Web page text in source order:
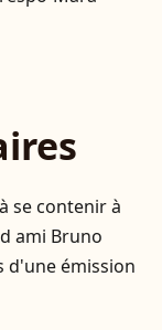
se contenir à
ami Bruno
d'une émission